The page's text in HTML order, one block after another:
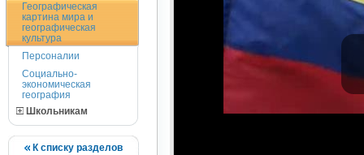
Географическая
картина мира и
географическая
культура
Персоналии
Социально-
экономическая
география
Школьникам
К списку разделов